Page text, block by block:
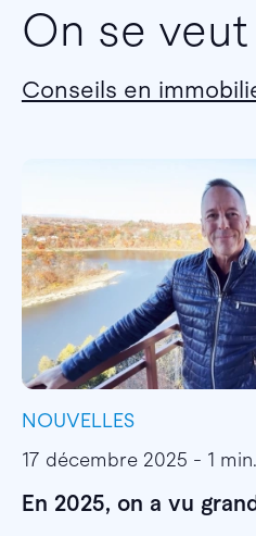
On se
Conseils en
NOUVELLES
17 décembre 2025 - 1
En 2025, on a vu